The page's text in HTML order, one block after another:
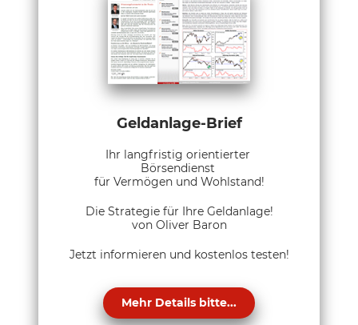
Geldanlage-Brief
Ihr langfristig orientierter
Börsendienst
für Vermögen und Wohlstand!
Die Strategie für Ihre Geldanlage!
von Oliver Baron
Jetzt informieren und kostenlos testen!
Mehr Details bitte...